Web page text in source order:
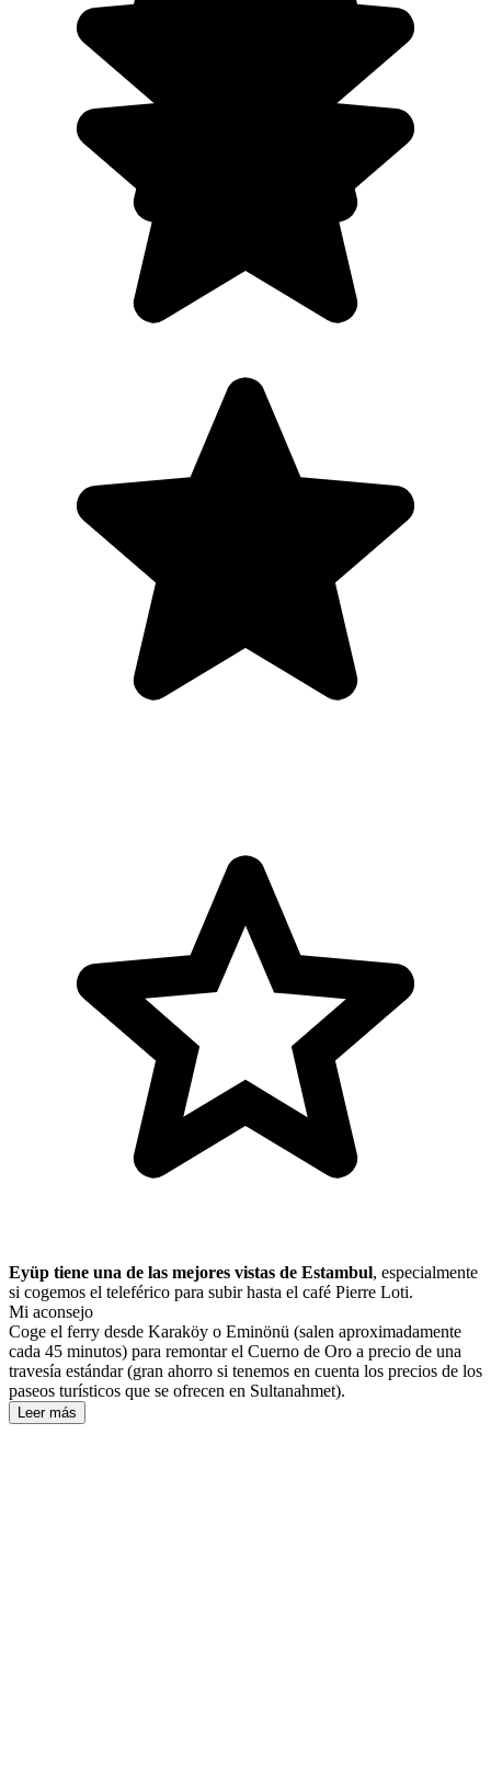
Eyüp tiene una de las mejores vistas de Estambul, especialmente
si cogemos el teleférico para subir hasta el café Pierre Loti.
Mi aconsejo
Coge el ferry desde Karaköy o Eminönü (salen aproximadamente
cada 45 minutos) para remontar el Cuerno de Oro a precio de una
travesía estándar (gran ahorro si tenemos en cuenta los precios de los
paseos turísticos que se ofrecen en Sultanahmet).
Leer más